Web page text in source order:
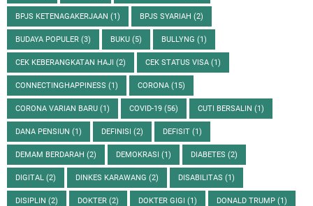
BPJS KETENAGAKERJAAN (1) BPJS SYARIAH (2)
BUDAYA POPULER (3) BUKU (5) BULLYNG (1)
CEK KEBERANGKATAN HAJI (2) CEK STATUS VISA (1)
CONNECTINGHAPPINESS (1) CORONA (15)
CORONA VARIAN BARU (1) COVID-19 (56) CUTI BERSALIN (1)
DANA PENSIUN (1) DEFINISI (2) DEFISIT (1)
DEMAM BERDARAH (2) DEMOKRASI (1) DIABETES (2)
DIGITAL (2) DINKES KARAWANG (2) DISABILITAS (1)
DISIPLIN (2) DOKTER (2) DOKTER GIGI (1) DONALD TRUMP (1)